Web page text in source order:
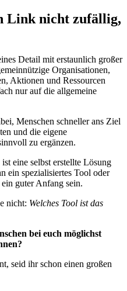
Link nicht zufällig,
Detail mit erstaunlich großer
Organisationen,
Aktionen und Ressourcen
nur auf die allgemeine
Menschen schneller ans Ziel
und die eigene
zu ergänzen.
eine selbst erstellte Lösung
ein spezialisiertes Tool oder
guter Anfang sein.
nicht: Welches Tool ist das
bei euch möglichst
seid ihr schon einen großen